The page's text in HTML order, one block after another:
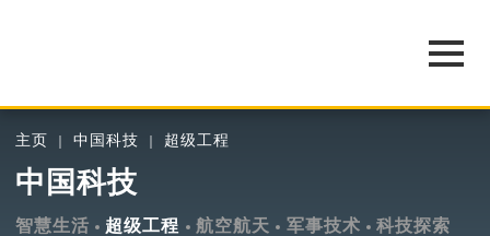
主页 中国科技 超级工程
中国科技
智慧生活 超级工程 航空航天 军事技术 科技探索